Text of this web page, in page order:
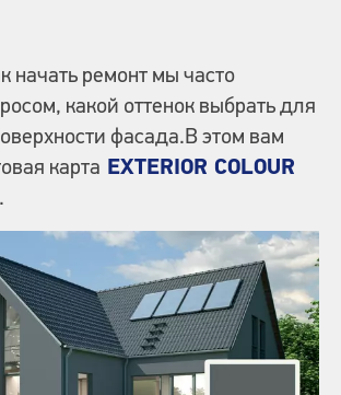
начать ремонт мы часто
какой оттенок выбрать для
фасада.В этом вам
карта EXTERIOR COLOUR
.